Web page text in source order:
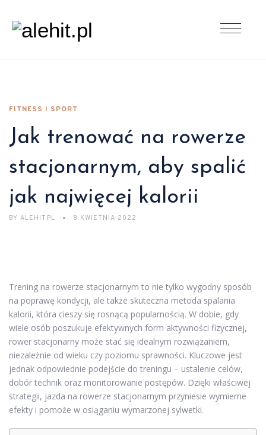
FITNESS I SPORT
Jak trenować na rowerze
stacjonarnym, aby spalić
jak najwięcej kalorii
BY ALEHIT.PL 8 KWIETNIA 2022
Trening na rowerze stacjonarnym to nie tylko wygodny sposób
na poprawę kondycji, ale także skuteczna metoda spalania
kalorii, która cieszy się rosnącą popularnością. W dobie, gdy
wiele osób poszukuje efektywnych form aktywności fizycznej,
rower stacjonarny może stać się idealnym rozwiązaniem,
niezależnie od wieku czy poziomu sprawności. Kluczowe jest
jednak odpowiednie podejście do treningu – ustalenie celów,
dobór technik oraz monitorowanie postępów. Dzięki właściwej
strategii, jazda na rowerze stacjonarnym przyniesie wymierne
efekty i pomoże w osiąganiu wymarzonej sylwetki.